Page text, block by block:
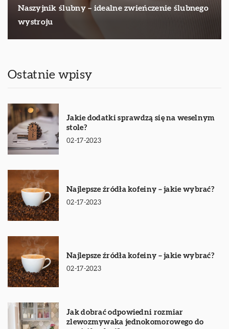
Naszyjnik ślubny – idealne zwieńczenie ślubnego
wystroju
Ostatnie wpisy
Jakie dodatki sprawdzą się na weselnym
stole?
02-17-2023
Najlepsze źródła kofeiny – jakie wybrać?
02-17-2023
Najlepsze źródła kofeiny – jakie wybrać?
02-17-2023
Jak dobrać odpowiedni rozmiar
zlewozmywaka jednokomorowego do